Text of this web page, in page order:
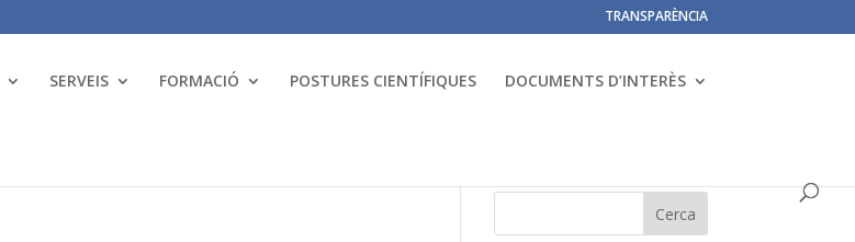
TRANSPARÈNCIA
SERVEIS FORMACIÓ POSTURES CIENTÍFIQUES DOCUMENTS D’INTERÈS